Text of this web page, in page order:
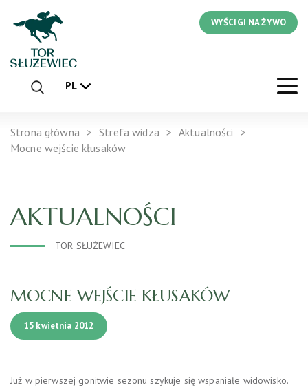
WYŚCIGI NA ŻYWO
PL
Strona główna Strefa widza
Aktualności
Mocne wejście kłusaków
AKTUALNOŚCI
TOR SŁUŻEWIEC
MOCNE WEJŚCIE KŁUSAKÓW
15 kwietnia 2012
Już w pierwszej gonitwie sezonu szykuje się wspaniałe widowisko.